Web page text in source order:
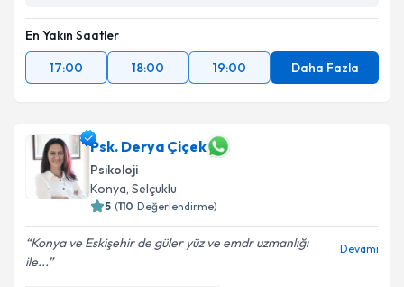
En Yakın Saatler
17:00
18:00 19:00 Daha Fazla
Psk. Derya Çiçek
Psikoloji
Konya, Selçuklu
5 (110 Değerlendirme)
Konya ve Eskişehir de güler yüz ve emdr uzmanlığı
ile...
Devamı